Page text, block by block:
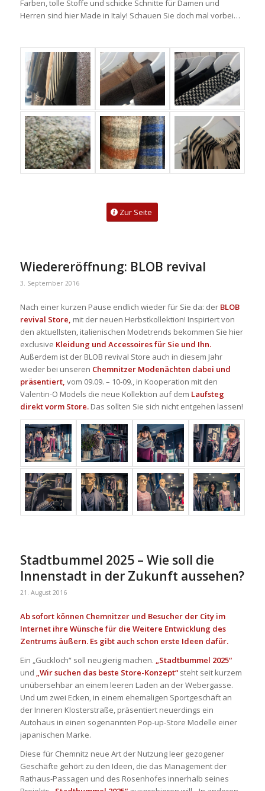
Farben, tolle Stoffe und schicke Schnitte für Damen und
Herren sind hier Made in Italy! Schauen Sie doch mal vorbei…
Zur Seite
Wiedereröffnung: BLOB revival
3. September 2016
Nach einer kurzen Pause endlich wieder für Sie da: der BLOB
revival Store, mit der neuen Herbstkollektion! Inspiriert von
den aktuellsten, italienischen Modetrends bekommen Sie hier
exclusive Kleidung und Accessoires für Sie und Ihn.
Außerdem ist der BLOB revival Store auch in diesem Jahr
wieder bei unseren Chemnitzer Modenächten dabei und
präsentiert, vom 09.09. – 10-09., in Kooperation mit den
Valentin-O Models die neue Kollektion auf dem Laufsteg
direkt vorm Store.Das sollten Sie sich nicht entgehen lassen!
Stadtbummel 2025 – Wie soll die
Innenstadt in der Zukunft aussehen?
21. August 2016
Ab sofort können Chemnitzer und Besucher der City im
Internet ihre Wünsche für die Weitere Entwicklung des
Zentrums äußern. Es gibt auch schon erste Ideen dafür.
Ein „Guckloch“ soll neugierig machen. „Stadtbummel 2025“
und „Wir suchen das beste Store-Konzept“steht seit kurzem
unübersehbar an einem leeren Laden an der Webergasse.
Und um zwei Ecken, in einem ehemaligen Sportgeschäft an
der Inneren Klosterstraße, präsentiert neuerdings ein
Autohaus in einen sogenannten Pop-up-Store Modelle einer
japanischen Marke.
Diese für Chemnitz neue Art der Nutzung leer gezogener
Geschäfte gehört zu den Ideen, die das Management der
Rathaus-Passagen und des Rosenhofes innerhalb seines